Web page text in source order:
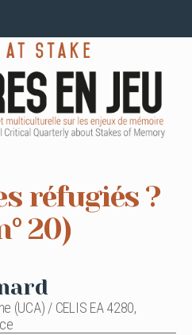
réfugiés ?
20)
(UCA) / CELIS EA 4280,